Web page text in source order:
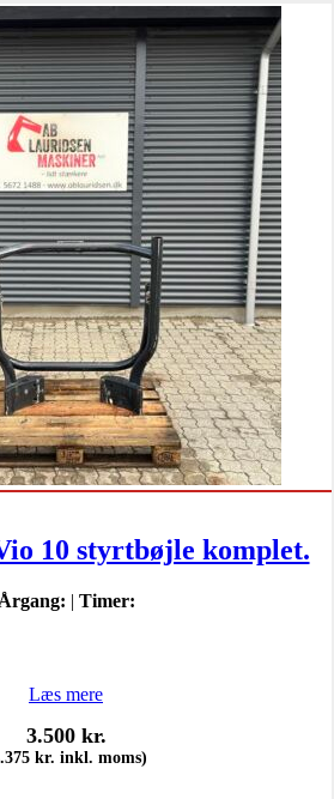
10 styrtbøjle komplet.
Årgang: | Timer:
Læs mere
3.500 kr.
kr. inkl. moms)